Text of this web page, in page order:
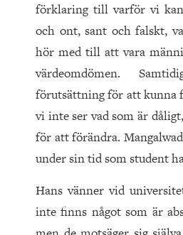
förklaring till varför vi
och ont, sant och falskt,
hör med till att vara
värdeomdömen.
förutsättning för att kunna
vi inte ser vad som är
för att förändra.
under sin tid som student
Hans vänner vid
inte finns något som är